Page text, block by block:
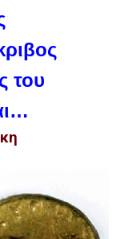
του